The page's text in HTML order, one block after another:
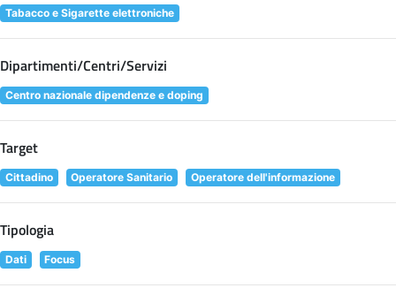
Tabacco e Sigarette elettroniche
Dipartimenti/Centri/Servizi
Centro nazionale dipendenze e doping
Target
Cittadino Operatore Sanitario Operatore dell'informazione
Tipologia
Dati Focus